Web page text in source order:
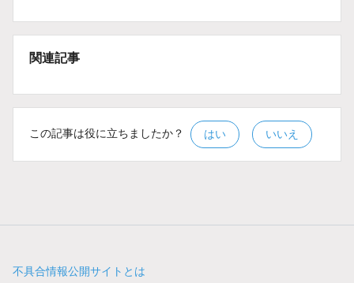
関連記事
この記事は役に立ちましたか？ はい いいえ
不具合情報公開サイトとは